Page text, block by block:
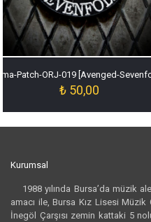
Patch-ORJ-019 [Avenged-
₺ 50,00
Kurumsal
1988 yılında Bursa’da müzik
amacı ile, Bursa Kız Lisesi Müzik
İnegöl Çarşısı zemin kattaki 5